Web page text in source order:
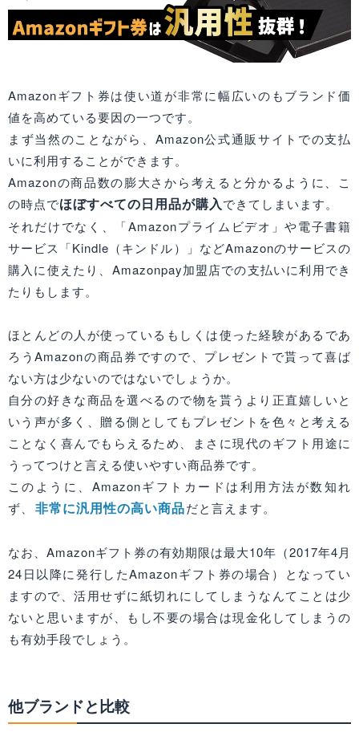
Amazonギフト券は使い道が非常に幅広いのもブランド価
値を高めている要因の一つです。
まず当然のことながら、Amazon公式通販サイトでの支払
いに利用することができます。
Amazonの商品数の膨大さから考えると分かるように、こ
の時点でほぼすべての日用品が購入できてしまいます。
それだけでなく、「Amazonプライムビデオ」や電子書籍
サービス「Kindle（キンドル）」などAmazonのサービスの
購入に使えたり、Amazonpay加盟店での支払いに利用でき
たりもします。
ほとんどの人が使っているもしくは使った経験があるであ
ろうAmazonの商品券ですので、プレゼントで貰って喜ば
ない方は少ないのではないでしょうか。
自分の好きな商品を選べるので物を貰うより正直嬉しいと
いう声が多く、贈る側としてもプレゼントを色々と考える
ことなく喜んでもらえるため、まさに現代のギフト用途に
うってつけと言える使いやすい商品券です。
このように、Amazonギフトカードは利用方法が数知れ
ず、 非常に汎用性の高い商品だと言えます。
なお、Amazonギフト券の有効期限は最大10年（2017年4月
24日以降に発行したAmazonギフト券の場合）となってい
ますので、活用せずに紙切れにしてしまうなんてことは少
ないと思いますが、もし不要の場合は現金化してしまうの
も有効手段でしょう。
他ブランドと比較